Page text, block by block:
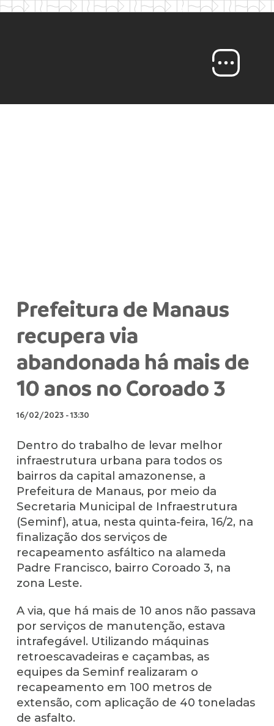
Prefeitura de Manaus
recupera via
abandonada há mais de
10 anos no Coroado 3
16/02/2023-13:30
Dentro do trabalho de levar melhor
infraestrutura urbana para todos os
bairros da capital amazonense, a
Prefeitura de Manaus, por meio da
Secretaria Municipal de Infraestrutura
(Seminf), atua, nesta quinta-feira, 16/2, na
finalização dos serviços de
recapeamento asfáltico na alameda
Padre Francisco, bairro Coroado 3, na
zona Leste.
A via, que há mais de 10 anos não passava
por serviços de manutenção, estava
intrafegável. Utilizando máquinas
retroescavadeiras e caçambas, as
equipes da Seminf realizaram o
recapeamento em 100 metros de
extensão, com aplicação de 40 toneladas
de asfalto.